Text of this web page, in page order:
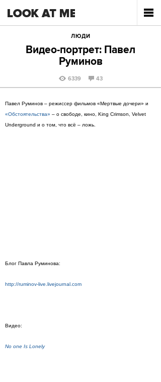
ЛЮДИ
Видео-портрет: Павел
Руминов
6339 43
Павел Руминов – режиссер фильмов «Мертвые дочери» и
«Обстоятельства» – о свободе, кино, King Crimson, Velvet
Underground и о том, что всё – ложь.
Блог Павла Руминова:
http://ruminov-live.livejournal.com
Видео:
No one Is Lonely